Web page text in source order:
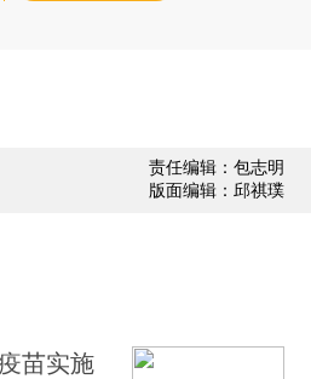
责任编辑：包志明
版面编辑：邱祺璞
苗实施